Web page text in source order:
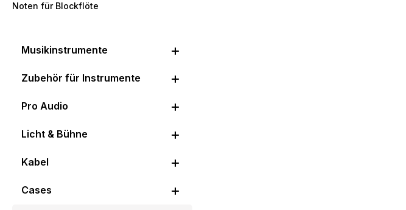
Noten für Blockflöte
Musikinstrumente
Zubehör für Instrumente
Pro Audio
Licht & Bühne
Kabel
Cases